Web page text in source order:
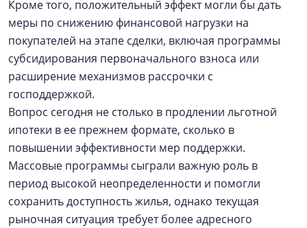
Кроме того, положительный эффект могли бы дать
меры по снижению финансовой нагрузки на
покупателей на этапе сделки, включая программы
субсидирования первоначального взноса или
расширение механизмов рассрочки с
господдержкой.
Вопрос сегодня не столько в продлении льготной
ипотеки в ее прежнем формате, сколько в
повышении эффективности мер поддержки.
Массовые программы сыграли важную роль в
период высокой неопределенности и помогли
сохранить доступность жилья, однако текущая
рыночная ситуация требует более адресного